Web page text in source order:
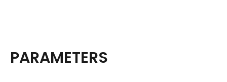
PARAMETERS